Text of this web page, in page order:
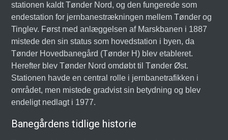
stationen kaldt Tønder Nord, og den fungerede som
endestation for jernbanestrækningen mellem Tønder og
Tinglev. Først med anlæggelsen af Marskbanen i 1887
mistede den sin status som hovedstation i byen, da
Tønder Hovedbanegård (Tønder H) blev etableret.
Herefter blev Tønder Nord omdøbt til Tønder Øst.
Stationen havde en central rolle i jernbanetrafikken i
området, men mistede gradvist sin betydning og blev
endeligt nedlagt i 1977.
Banegårdens tidlige historie